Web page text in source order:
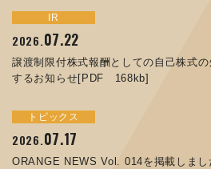
IR
2026.07.22
譲渡制限付株式報酬としての自己株式
するお知らせ[PDF 168kb]
トピックス
2026.07.17
ORANGE NEWS Vol. 014を掲載しまし
お知らせ
2025.05.29
コラムを更新しました：MEX金沢2025(
お知らせ
2025.05.15
トピックス
2025.09.10
ORANGE NEWS Vol. 011を掲載しまし
2025.07.31
ORANGE NEWS Vol. 010を掲載しまし
イベント
2024.09.26
JIMTOF2024 出展のご案内 ※終了し
2024.05.13
MEX金沢2024 学生向け会社説明コー
終了しました
IR
2026.07.01
コーポレートガバナンス報告書を更新し
IR
2026.06.26
第65回定時株主総会のご報告を掲載しま
サステナビリティ
2025.12.09
令和７年度石川県ワークライフバランス
サステナビリティ
2025.12.04